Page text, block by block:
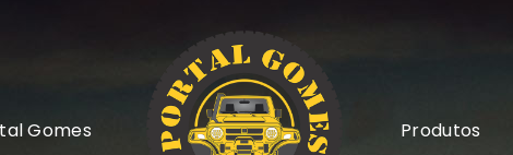
Gomes Produtos